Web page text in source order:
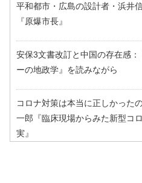
平和都市・広島の設計者・浜井
『原爆市長』
安保3文書改訂と中国の存在感：
ーの地政学』を読みながら
コロナ対策は本当に正しかった
一郎『臨床現場からみた新型コ
実』